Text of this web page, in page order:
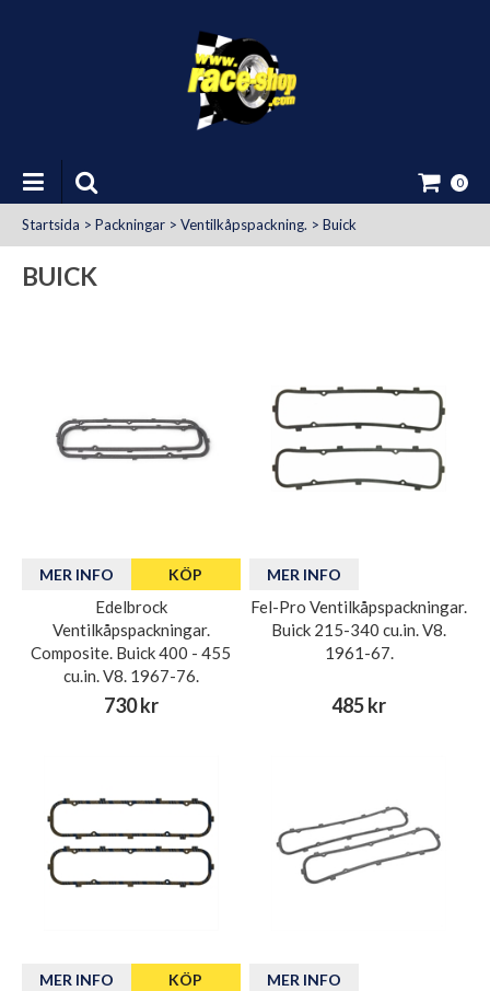
0
Startsida > Packningar > Ventilkåpspackning. > Buick
BUICK
MER INFO KÖP
Edelbrock
Ventilkåpspackningar.
Composite. Buick 400 - 455
cu.in. V8. 1967-76.
730 kr
MER INFO
Fel-Pro Ventilkåpspackningar.
Buick 215-340 cu.in. V8.
1961-67.
485 kr
MER INFO KÖP MER INFO